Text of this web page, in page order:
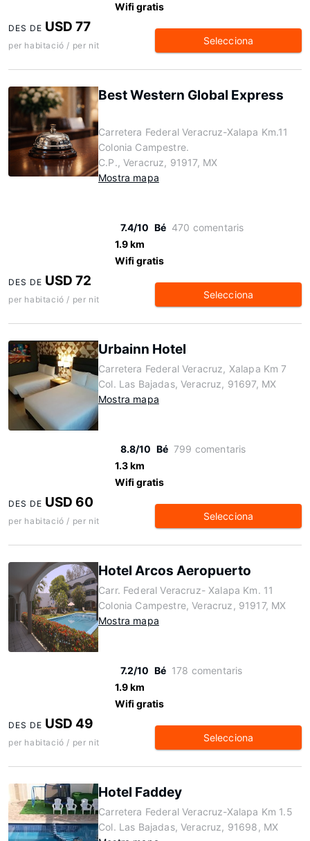
Wifi gratis
DES DE USD 77
per habitació / per nit Selecciona
Best Western Global Express
Carretera Federal Veracruz-Xalapa Km.11
Colonia Campestre.
C.P., Veracruz, 91917, MX
Mostra mapa
7.4/10 Bé 470 comentaris
1.9 km
Wifi gratis
DES DE USD 72
per habitació / per nit Selecciona
Urbainn Hotel
Carretera Federal Veracruz, Xalapa Km 7
Col. Las Bajadas, Veracruz, 91697, MX
Mostra mapa
8.8/10 Bé 799 comentaris
1.3 km
Wifi gratis
DES DE USD 60
per habitació / per nit Selecciona
Hotel Arcos Aeropuerto
Carr. Federal Veracruz- Xalapa Km. 11
Colonia Campestre, Veracruz, 91917, MX
Mostra mapa
7.2/10 Bé 178 comentaris
1.9 km
Wifi gratis
DES DE USD 49
per habitació / per nit Selecciona
Hotel Faddey
Carretera Federal Veracruz-Xalapa Km 1.5
Col. Las Bajadas, Veracruz, 91698, MX